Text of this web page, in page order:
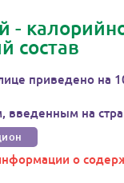
-
состав
приведено на
введенным на
о